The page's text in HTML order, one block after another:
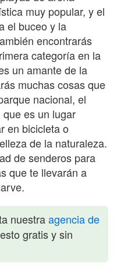
muy popular, y el
el buceo y la
encontrarás
categoría en la
un amante de la
muchas cosas que
nacional, el
es un lugar
en bicicleta o
de la naturaleza.
de senderos para
que te llevarán a
nuestraagencia de
gratis y sin